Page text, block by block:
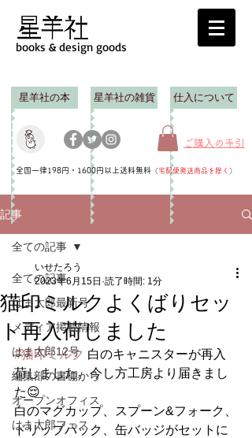
books & design goods
星羊社の本 星羊社の雑貨 仕入について
ご購入の手引
全国一律198円・1600円以上送料無料 （宅配便発送商品を除く ）
記事
全ての記事
はま太郎最新号
メディア掲載情報
はま太郎12号
編集部の書棚から
オープンオフィス
はま太郎フェス
全ての記事
猫印ミルクよくばりセッ
ト再入荷しました
いせたろう
2023年6月15日 読了時間: 1分
#猫印ミルク 白のキャニスターが再入
荷しました。今し方工房より届きまし
た😌
白のマグカップ、スプーン&フォーク、
ドリップパック、缶バッジがセットに